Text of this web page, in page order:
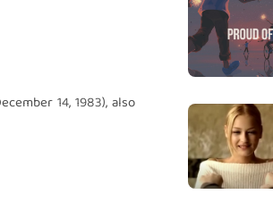
We are
Chúng ta mãi
Oh baby,
You are
Bạn là người
I believe I
Tôi tin mình
14, 1983), also
Kwong-wing. She